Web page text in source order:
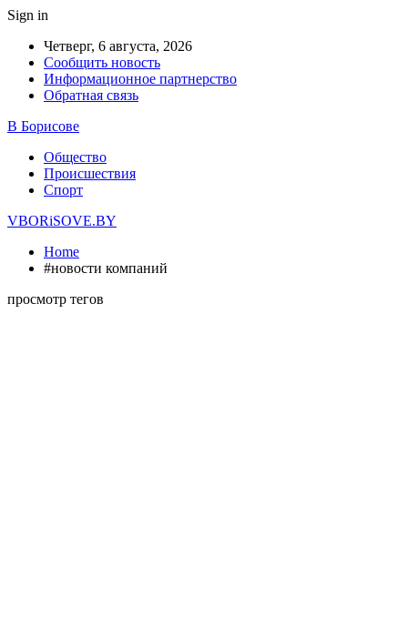
Sign in
Четверг, 6 августа, 2026
Сообщить новость
Информационное партнерство
Обратная связь
В Борисове
Общество
Происшествия
Спорт
VBORiSOVE.BY
Home
#новости компаний
просмотр тегов